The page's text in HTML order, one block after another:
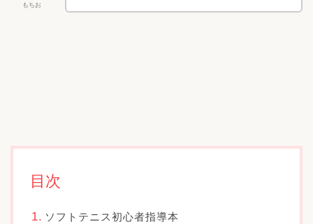
もちお
目次
ソフトテニス初心者指導本